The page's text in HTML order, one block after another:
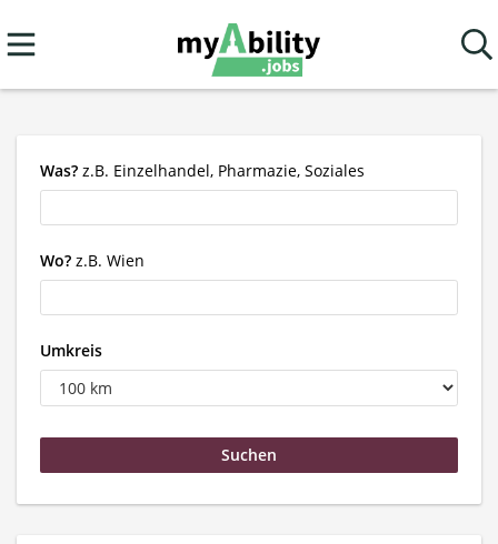
Was? z.B. Einzelhandel, Pharmazie, Soziales
Wo? z.B. Wien
Umkreis